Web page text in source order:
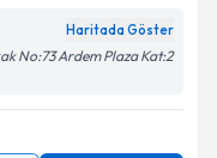
Haritada Göster
No:73 Ardem Plaza Kat:2